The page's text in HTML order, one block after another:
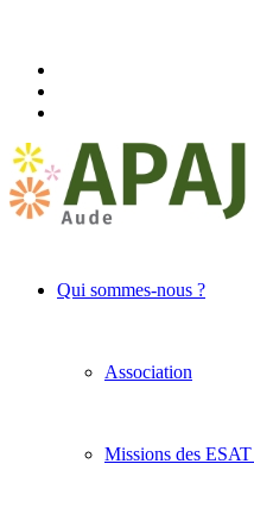
Qui sommes-nous ?
Association
Missions des